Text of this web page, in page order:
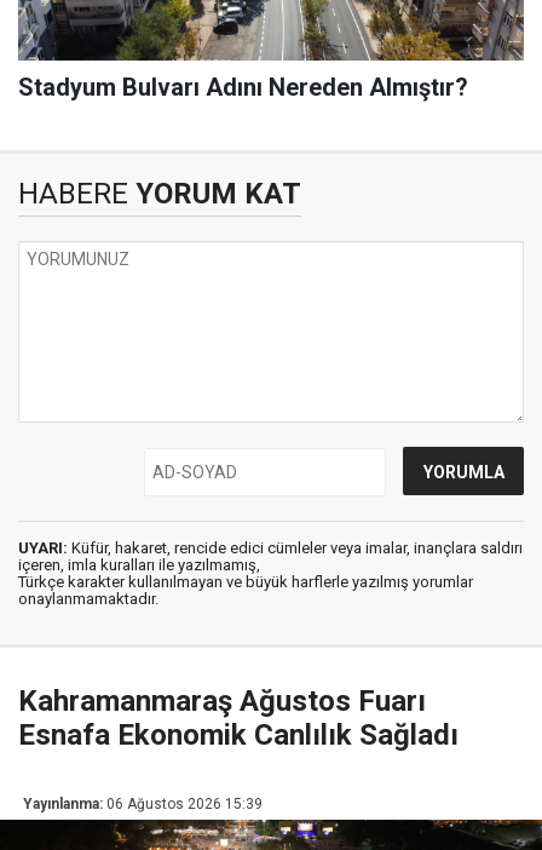
Stadyum Bulvarı Adını Nereden Almıştır?
HABERE YORUM KAT
UYARI: Küfür, hakaret, rencide edici cümleler veya imalar, inançlara saldırı
içeren, imla kuralları ile yazılmamış,
Türkçe karakter kullanılmayan ve büyük harflerle yazılmış yorumlar
onaylanmamaktadır.
Kahramanmaraş Ağustos Fuarı
Esnafa Ekonomik Canlılık Sağladı
Yayınlanma: 06 Ağustos 2026 15:39